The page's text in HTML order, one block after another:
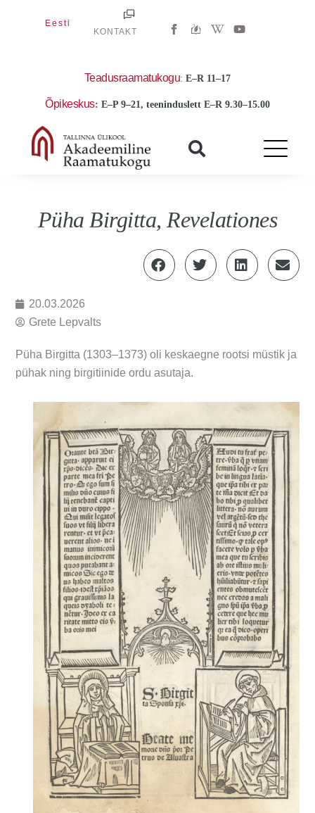
Eesti
KONTAKT
W
i
e
a
Y
o
Teadusraamatukogu:E–R 11–17
Õpikeskus: E–P 9–21, teeninduslett E–R 9.30–15.00
Püha Birgitta, Revelationes
20.03.2026
Grete Lepvalts
Püha Birgitta (1303–1373) oli keskaegne rootsi müstik ja
pühak ning birgitiinide ordu asutaja.